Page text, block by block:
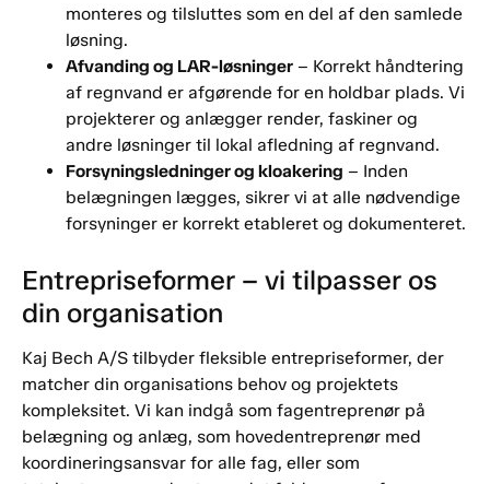
monteres og tilsluttes som en del af den samlede
løsning.
Afvanding og LAR-løsninger – Korrekt håndtering
af regnvand er afgørende for en holdbar plads. Vi
projekterer og anlægger render, faskiner og
andre løsninger til lokal afledning af regnvand.
Forsyningsledninger og kloakering – Inden
belægningen lægges, sikrer vi at alle nødvendige
forsyninger er korrekt etableret og dokumenteret.
Entrepriseformer – vi tilpasser os
din organisation
Kaj Bech A/S tilbyder fleksible entrepriseformer, der
matcher din organisations behov og projektets
kompleksitet. Vi kan indgå som fagentreprenør på
belægning og anlæg, som hovedentreprenør med
koordineringsansvar for alle fag, eller som